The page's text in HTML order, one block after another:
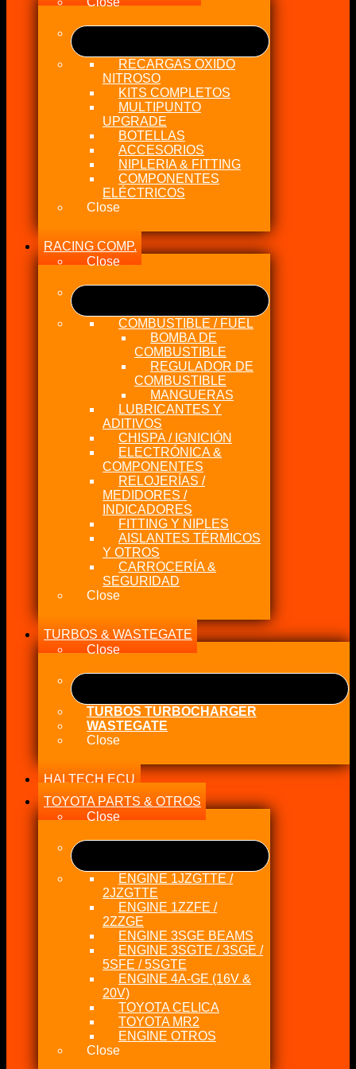
RECARGAS OXIDO
NITROSO
KITS COMPLETOS
MULTIPUNTO
UPGRADE
BOTELLAS
ACCESORIOS
NIPLERIA & FITTING
COMPONENTES
ELÉCTRICOS
Close
RACING COMP.
Close
COMBUSTIBLE / FUEL
BOMBA DE
COMBUSTIBLE
REGULADOR DE
COMBUSTIBLE
MANGUERAS
LUBRICANTES Y
ADITIVOS
CHISPA / IGNICIÓN
ELECTRÓNICA &
COMPONENTES
RELOJERÍAS /
MEDIDORES /
INDICADORES
FITTING Y NIPLES
AISLANTES TÉRMICOS
Y OTROS
CARROCERÍA &
SEGURIDAD
Close
TURBOS & WASTEGATE
Close
TURBOS TURBOCHARGER
WASTEGATE
Close
HALTECH ECU
TOYOTA PARTS & OTROS
Close
ENGINE 1JZGTTE /
2JZGTTE
ENGINE 1ZZFE /
2ZZGE
ENGINE 3SGE BEAMS
ENGINE 3SGTE / 3SGE /
5SFE / 5SGTE
ENGINE 4A-GE (16V &
20V)
TOYOTA CELICA
TOYOTA MR2
ENGINE OTROS
Close